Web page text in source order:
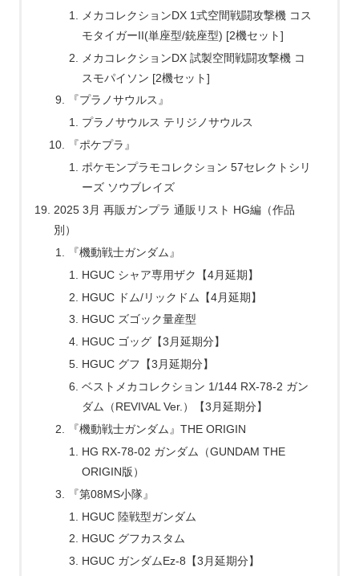
メカコレクションDX 1式空間戦闘攻撃機 コス
モタイガーII(単座型/銃座型) [2機セット]
メカコレクションDX 試製空間戦闘攻撃機 コ
スモパイソン [2機セット]
『プラノサウルス』
プラノサウルス テリジノサウルス
『ポケプラ』
ポケモンプラモコレクション 57セレクトシリ
ーズ ソウブレイズ
2025 3月 再販ガンプラ 通販リスト HG編（作品
別）
『機動戦士ガンダム』
HGUC シャア専用ザク【4月延期】
HGUC ドム/リックドム【4月延期】
HGUC ズゴック量産型
HGUC ゴッグ【3月延期分】
HGUC グフ【3月延期分】
ベストメカコレクション 1/144 RX-78-2 ガン
ダム（REVIVAL Ver.）【3月延期分】
『機動戦士ガンダム』THE ORIGIN
HG RX-78-02 ガンダム（GUNDAM THE
ORIGIN版）
『第08MS小隊』
HGUC 陸戦型ガンダム
HGUC グフカスタム
HGUC ガンダムEz-8【3月延期分】